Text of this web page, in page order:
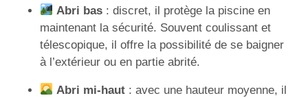
Abri bas : discret, il protège la piscine en
maintenant la sécurité. Souvent coulissant et
télescopique, il offre la possibilité de se baigner
à l’extérieur ou en partie abrité.
Abri mi-haut : avec une hauteur moyenne, il